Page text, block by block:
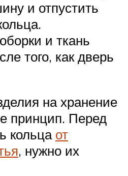
и отпустить
и ткань
того, как дверь
на хранение
принцип. Перед
кольца от
, нужно их